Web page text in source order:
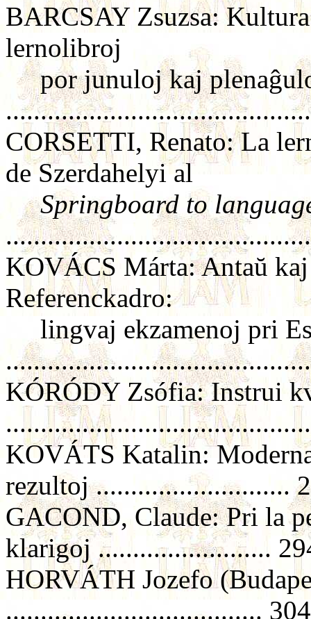
BARCSAY Zsuzsa:
lernolibroj
por junuloj kaj
CORSETTI, Renato: La
de Szerdahelyi al
Springboard to
KOVÁCS Márta: Antaŭ
Referenckadro:
lingvaj ekzamenoj pri
KÓRÓDY Zsófia: Instrui
KOVÁTS Katalin:
rezultoj ............................
GACOND, Claude: Pri la
klarigoj .........................
HORVÁTH Jozefo
..................................... 304